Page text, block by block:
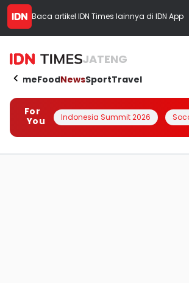
Baca artikel IDN Times lainnya di IDN App
JATENG
HomeFoodNewsSportTravel
For
You
Indonesia Summit 2026